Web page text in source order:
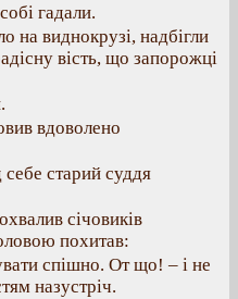
гадали.
на виднокрузі, надбігли
вість, що запорожці
вдоволено
старий суддя
січовиків
похитав:
спішно. От що! – і не
назустріч.